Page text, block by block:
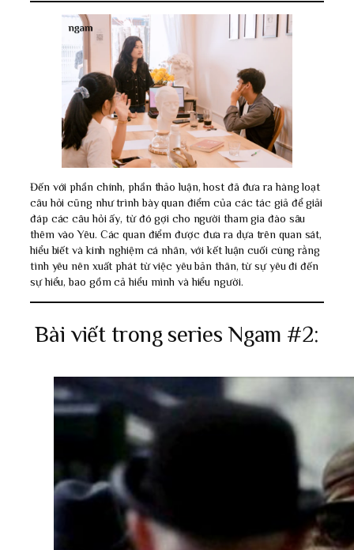
Đến với phần chính, phần thảo luận, host đã đưa ra hàng loạt
câu hỏi cũng như trình bày quan điểm của các tác giả để giải
đáp các câu hỏi ấy, từ đó gợi cho người tham gia đào sâu
thêm vào Yêu. Các quan điểm được đưa ra dựa trên quan sát,
hiểu biết và kinh nghiệm cá nhân, với kết luận cuối cùng rằng
tình yêu nên xuất phát từ việc yêu bản thân, từ sự yêu đi đến
sự hiểu, bao gồm cả hiểu mình và hiểu người.
Bài viết trong series Ngam #2: